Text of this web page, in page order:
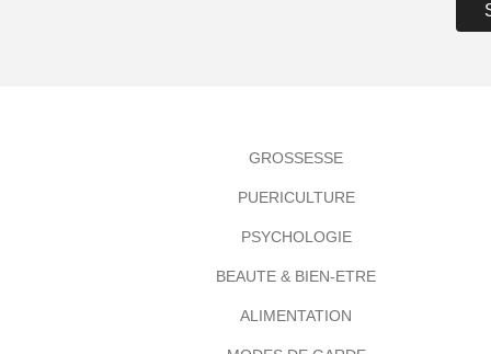
GROSSESSE
PUERICULTURE
PSYCHOLOGIE
BEAUTE & BIEN-ETRE
ALIMENTATION